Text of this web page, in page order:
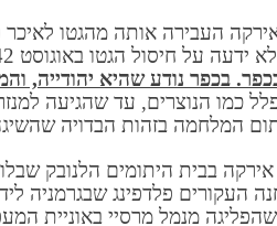
אמה של אירקה העבירה אותה מהגטו
באוגוסט 1942; היא נשארה בכפר והפולנים לא סיפרו לה.
בכפר נודע שהיא יהודייה,
המלחמה בזהות הבדויה
בבית היתומים הלנובק
העקורים פלדפינג שבגרמניה